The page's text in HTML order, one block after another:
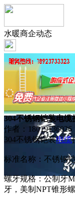
水暖商企动态
304不锈钢铠装电缆
作者：
304不锈钢铠装电缆
标准名称：不锈钢
螺牙规格：公制牙
牙，美制NPT锥形螺